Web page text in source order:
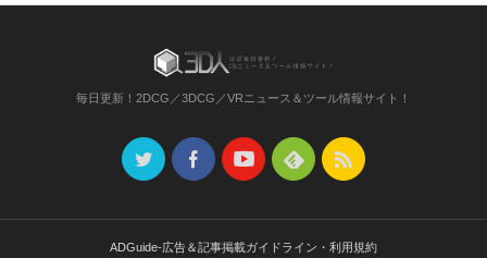
毎日更新！2DCG／3DCG／VRニュース＆ツール情報サイト！
ADGuide-広告＆記事掲載ガイドライン・利用規約